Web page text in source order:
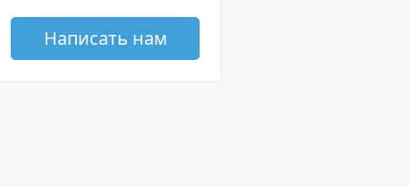
Написать нам